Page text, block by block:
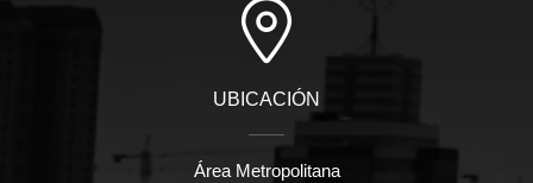
UBICACIÓN
Área Metropolitana